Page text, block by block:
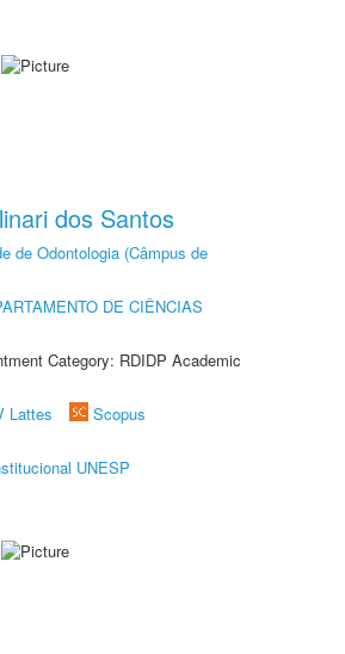
dos Santos
de Odontologia (Câmpus de
DE CIÊNCIAS
Category: RDIDP Academic
Lattes
Scopus
UNESP